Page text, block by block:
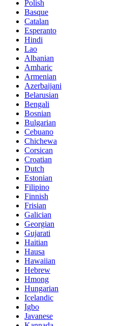
Polish
Basque
Catalan
Esperanto
Hindi
Lao
Albanian
Amharic
Armenian
Azerbaijani
Belarusian
Bengali
Bosnian
Bulgarian
Cebuano
Chichewa
Corsican
Croatian
Dutch
Estonian
Filipino
Finnish
Frisian
Galician
Georgian
Gujarati
Haitian
Hausa
Hawaiian
Hebrew
Hmong
Hungarian
Icelandic
Igbo
Javanese